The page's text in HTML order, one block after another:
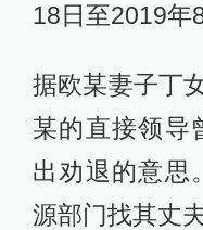
18日至2019年
据欧某妻子丁
某的直接领导
出劝退的意思
源部门找其丈